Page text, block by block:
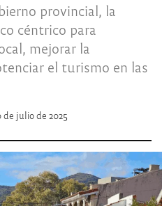
provincial, la
céntrico para
mejorar la
el turismo en las
de julio de 2025